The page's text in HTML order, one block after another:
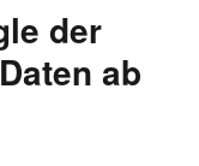
der
ab